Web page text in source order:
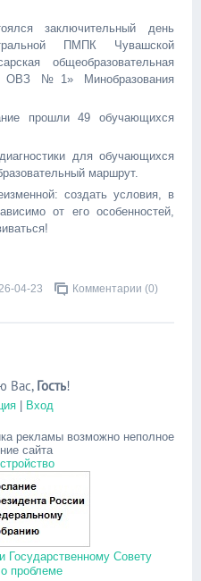
заключительный день
ПМПК Чувашской
общеобразовательная
№1» Минобразования
прошли 49 обучающихся
для обучающихся
маршрут.
создать условия, в
от его особенностей,
04-23 Комментарии (0)
Вас, Гость!
| Вход
рекламы возможно неполное
сайта